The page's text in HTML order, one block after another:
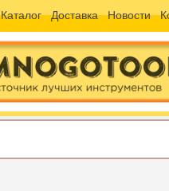
Каталог Доставка Новости